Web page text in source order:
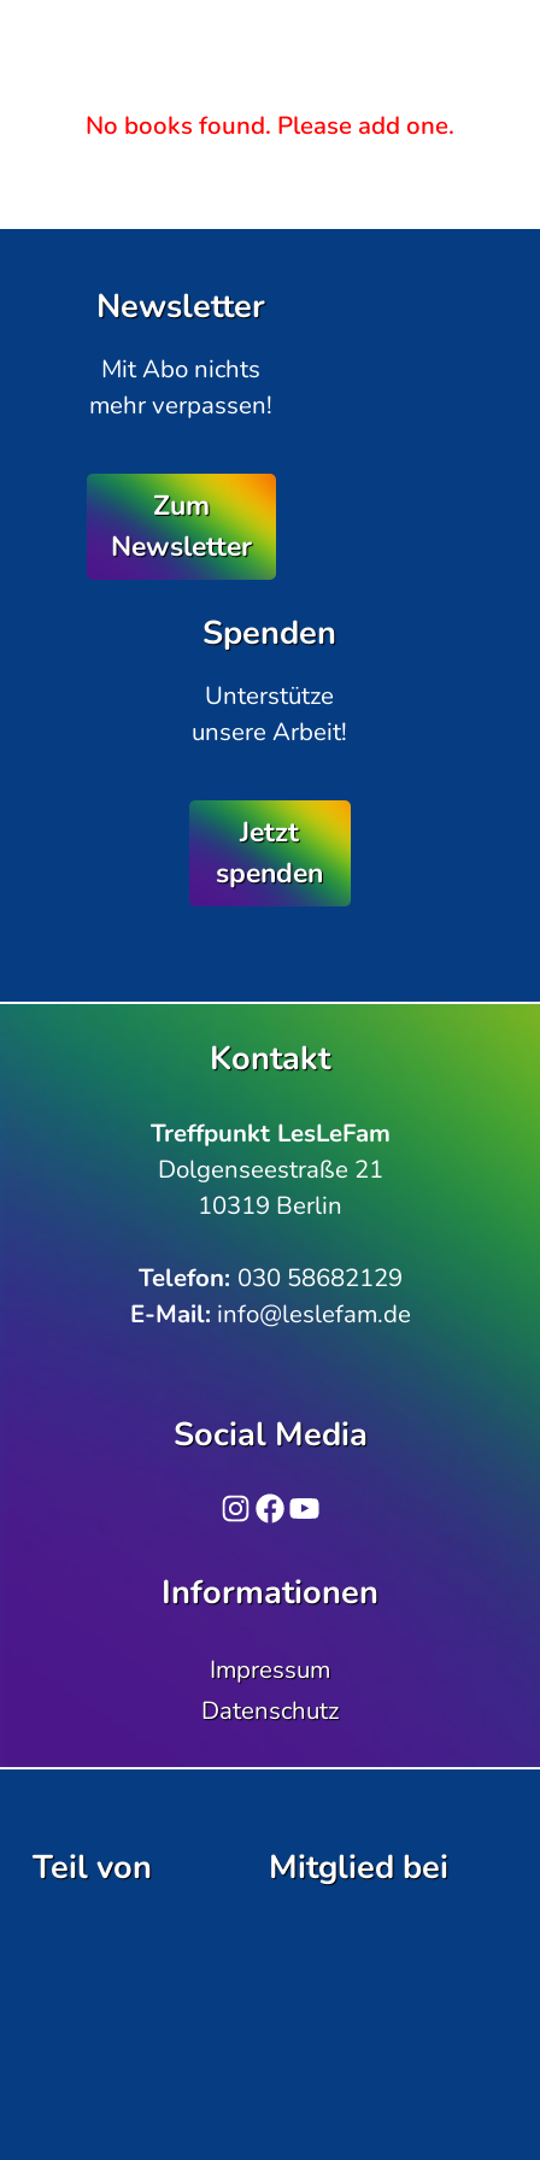
No books found. Please add one.
Newsletter
Mit Abo nichts
mehr verpassen!
Zum
Newsletter
Spenden
Unterstütze
unsere Arbeit!
Jetzt
spenden
Kontakt
Treffpunkt LesLeFam
Dolgenseestraße 21
10319 Berlin
Telefon­: 030 58682129
E-Mail: info@leslefam.de
Social Media
Instagram
Facebook
YouTube
Informationen
Impressum
Datenschutz
Teil von Mitglied bei